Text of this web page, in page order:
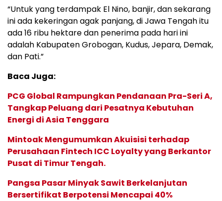
“Untuk yang terdampak El Nino, banjir, dan sekarang
ini ada kekeringan agak panjang, di Jawa Tengah itu
ada 16 ribu hektare dan penerima pada hari ini
adalah Kabupaten Grobogan, Kudus, Jepara, Demak,
dan Pati.”
Baca Juga:
PCG Global Rampungkan Pendanaan Pra-Seri A,
Tangkap Peluang dari Pesatnya Kebutuhan
Energi di Asia Tenggara
Mintoak Mengumumkan Akuisisi terhadap
Perusahaan Fintech ICC Loyalty yang Berkantor
Pusat di Timur Tengah.
Pangsa Pasar Minyak Sawit Berkelanjutan
Bersertifikat Berpotensi Mencapai 40%